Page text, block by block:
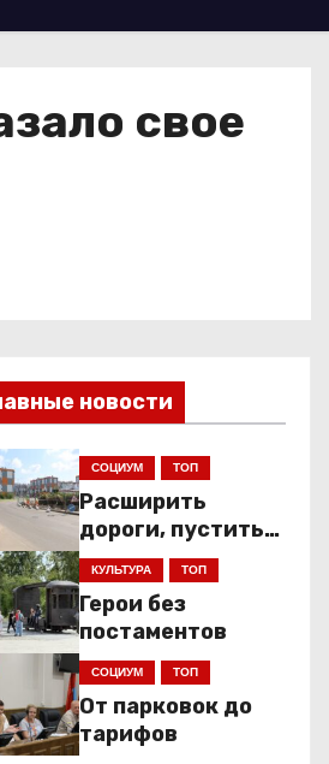
свое
новости
СОЦИУМ ТОП
Расширить
дороги, пустить
низкопольники
КУЛЬТУРА ТОП
Герои без
постаментов
СОЦИУМ ТОП
От парковок до
тарифов